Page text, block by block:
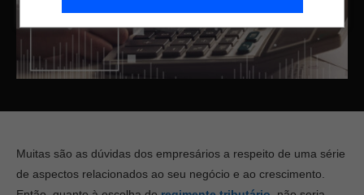
Muitas são as dúvidas dos empresários a respeito de uma série
de aspectos relacionados ao seu negócio e ao crescimento.